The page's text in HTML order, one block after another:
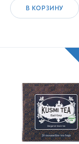
В КОРЗИНУ